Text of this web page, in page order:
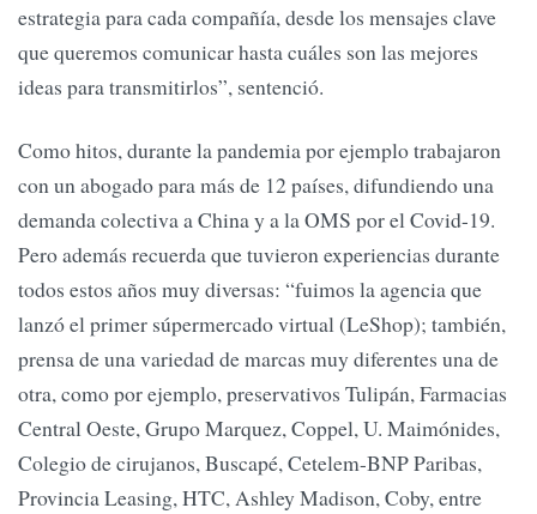
estrategia para cada compañía, desde los mensajes clave
que queremos comunicar hasta cuáles son las mejores
ideas para transmitirlos”, sentenció.
Como hitos, durante la pandemia por ejemplo trabajaron
con un abogado para más de 12 países, difundiendo una
demanda colectiva a China y a la OMS por el Covid-19.
Pero además recuerda que tuvieron experiencias durante
todos estos años muy diversas: “fuimos la agencia que
lanzó el primer súpermercado virtual (LeShop); también,
prensa de una variedad de marcas muy diferentes una de
otra, como por ejemplo, preservativos Tulipán, Farmacias
Central Oeste, Grupo Marquez, Coppel, U. Maimónides,
Colegio de cirujanos, Buscapé, Cetelem-BNP Paribas,
Provincia Leasing, HTC, Ashley Madison, Coby, entre